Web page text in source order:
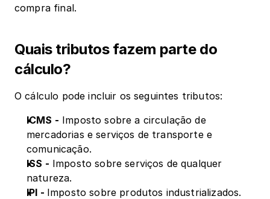
compra final.
Quais tributos fazem parte do
cálculo?
O cálculo pode incluir os seguintes tributos:
ICMS - Imposto sobre a circulação de
mercadorias e serviços de transporte e
comunicação.
ISS - Imposto sobre serviços de qualquer
natureza.
IPI - Imposto sobre produtos industrializados.